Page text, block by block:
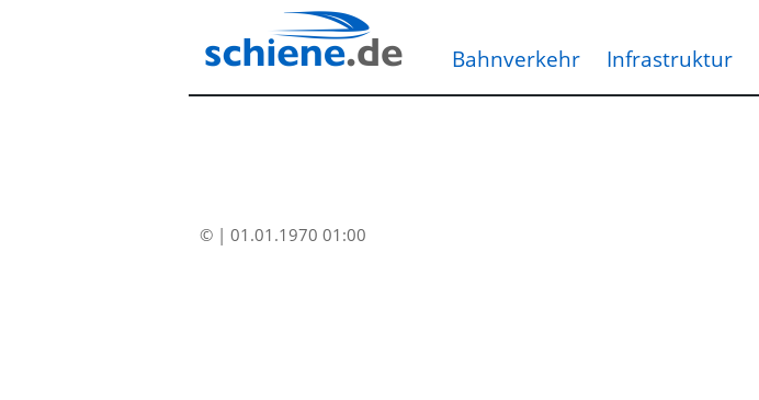
Bahnverkehr Infrastruktur
© | 01.01.1970 01:00